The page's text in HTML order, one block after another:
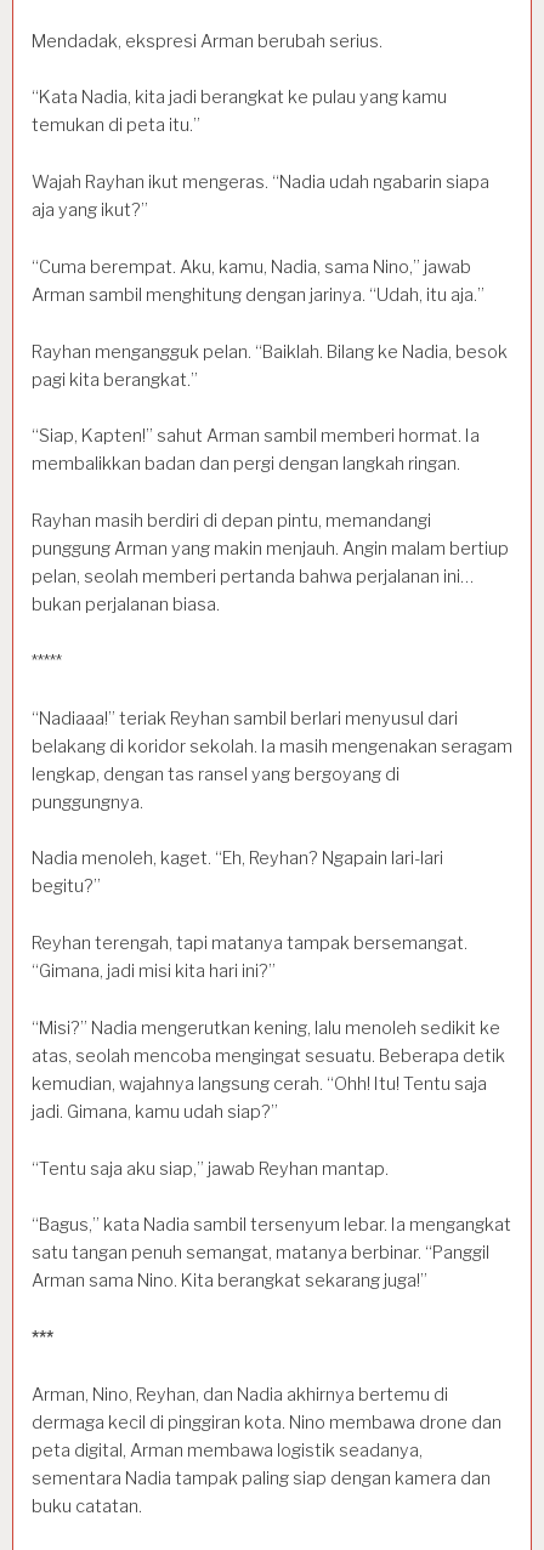
Mendadak, ekspresi Arman berubah serius.
“Kata Nadia, kita jadi berangkat ke pulau yang kamu
temukan di peta itu.”
Wajah Rayhan ikut mengeras. “Nadia udah ngabarin siapa
aja yang ikut?”
“Cuma berempat. Aku, kamu, Nadia, sama Nino,” jawab
Arman sambil menghitung dengan jarinya. “Udah, itu aja.”
Rayhan mengangguk pelan. “Baiklah. Bilang ke Nadia, besok
pagi kita berangkat.”
“Siap, Kapten!” sahut Arman sambil memberi hormat. Ia
membalikkan badan dan pergi dengan langkah ringan.
Rayhan masih berdiri di depan pintu, memandangi
punggung Arman yang makin menjauh. Angin malam bertiup
pelan, seolah memberi pertanda bahwa perjalanan ini…
bukan perjalanan biasa.
*****
“Nadiaaa!” teriak Reyhan sambil berlari menyusul dari
belakang di koridor sekolah. Ia masih mengenakan seragam
lengkap, dengan tas ransel yang bergoyang di
punggungnya.
Nadia menoleh, kaget. “Eh, Reyhan? Ngapain lari-lari
begitu?”
Reyhan terengah, tapi matanya tampak bersemangat.
“Gimana, jadi misi kita hari ini?”
“Misi?” Nadia mengerutkan kening, lalu menoleh sedikit ke
atas, seolah mencoba mengingat sesuatu. Beberapa detik
kemudian, wajahnya langsung cerah. “Ohh! Itu! Tentu saja
jadi. Gimana, kamu udah siap?”
“Tentu saja aku siap,” jawab Reyhan mantap.
“Bagus,” kata Nadia sambil tersenyum lebar. Ia mengangkat
satu tangan penuh semangat, matanya berbinar. “Panggil
Arman sama Nino. Kita berangkat sekarang juga!”
***
Arman, Nino, Reyhan, dan Nadia akhirnya bertemu di
dermaga kecil di pinggiran kota. Nino membawa drone dan
peta digital, Arman membawa logistik seadanya,
sementara Nadia tampak paling siap dengan kamera dan
buku catatan.